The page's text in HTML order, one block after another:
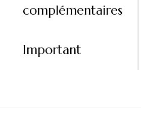
complémentaires
Important